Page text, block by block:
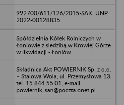
992700/611/126/2015-SAK; UNP:
2022-00128835
Spółdzielnia Kółek Rolniczych w
Łoniowie z siedzibą w Krowiej Górze
w likwidacji - Łoniów
Składnica Akt POWIERNIK Sp. z o.o.
– Stalowa Wola, ul. Przemysłowa 13;
tel. 15 844 55 01, e-mail:
powiernik_san@poczta.onet.pl